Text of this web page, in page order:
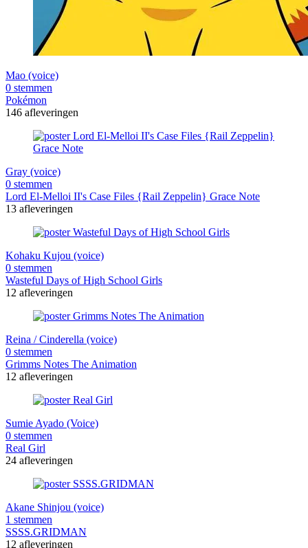
Mao (voice)
0 stemmen
Pokémon
146 afleveringen
Gray (voice)
0 stemmen
Lord El-Melloi II's Case Files {Rail Zeppelin} Grace Note
13 afleveringen
Kohaku Kujou (voice)
0 stemmen
Wasteful Days of High School Girls
12 afleveringen
Reina / Cinderella (voice)
0 stemmen
Grimms Notes The Animation
12 afleveringen
Sumie Ayado (Voice)
0 stemmen
Real Girl
24 afleveringen
Akane Shinjou (voice)
1 stemmen
SSSS.GRIDMAN
12 afleveringen